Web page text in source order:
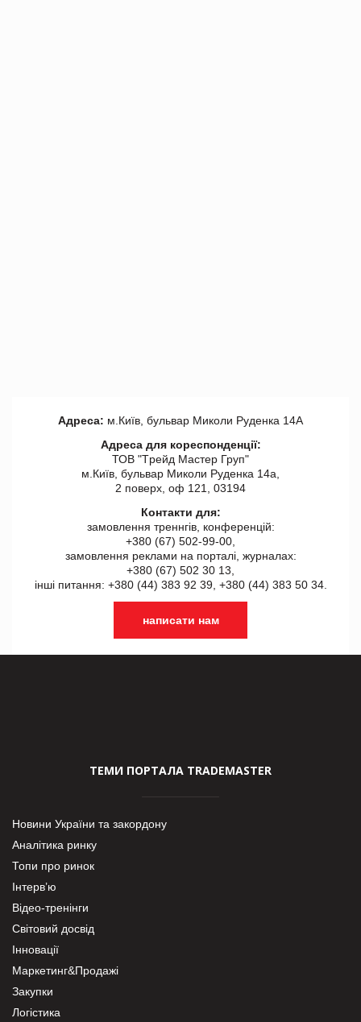
Адреса: м.Київ, бульвар Миколи Руденка 14А
Адреса для кореспонденції:
ТОВ "Tрейд Мастер Груп"
м.Київ, бульвар Миколи Руденка 14а,
2 поверх, оф 121, 03194
Контакти для:
замовлення треннгів, конференцій:
+380 (67) 502-99-00,
замовлення реклами на порталі, журналах:
+380 (67) 502 30 13,
інші питання: +380 (44) 383 92 39, +380 (44) 383 50 34.
написати нам
ТЕМИ ПОРТАЛА TRADEMASTER
Новини України та закордону
Аналітика ринку
Топи про ринок
Інтерв’ю
Відео-тренінги
Світовий досвід
Інновації
Маркетинг&Продажі
Закупки
Логістика